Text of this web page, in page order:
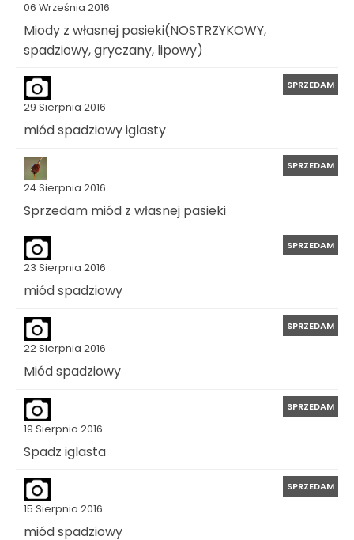
06 Września 2016
Miody z własnej pasieki(NOSTRZYKOWY,
spadziowy, gryczany, lipowy)
29 Sierpnia 2016
SPRZEDAM
miód spadziowy iglasty
24 Sierpnia 2016
SPRZEDAM
Sprzedam miód z własnej pasieki
23 Sierpnia 2016
SPRZEDAM
miód spadziowy
22 Sierpnia 2016
SPRZEDAM
Miód spadziowy
19 Sierpnia 2016
SPRZEDAM
Spadz iglasta
15 Sierpnia 2016
SPRZEDAM
miód spadziowy